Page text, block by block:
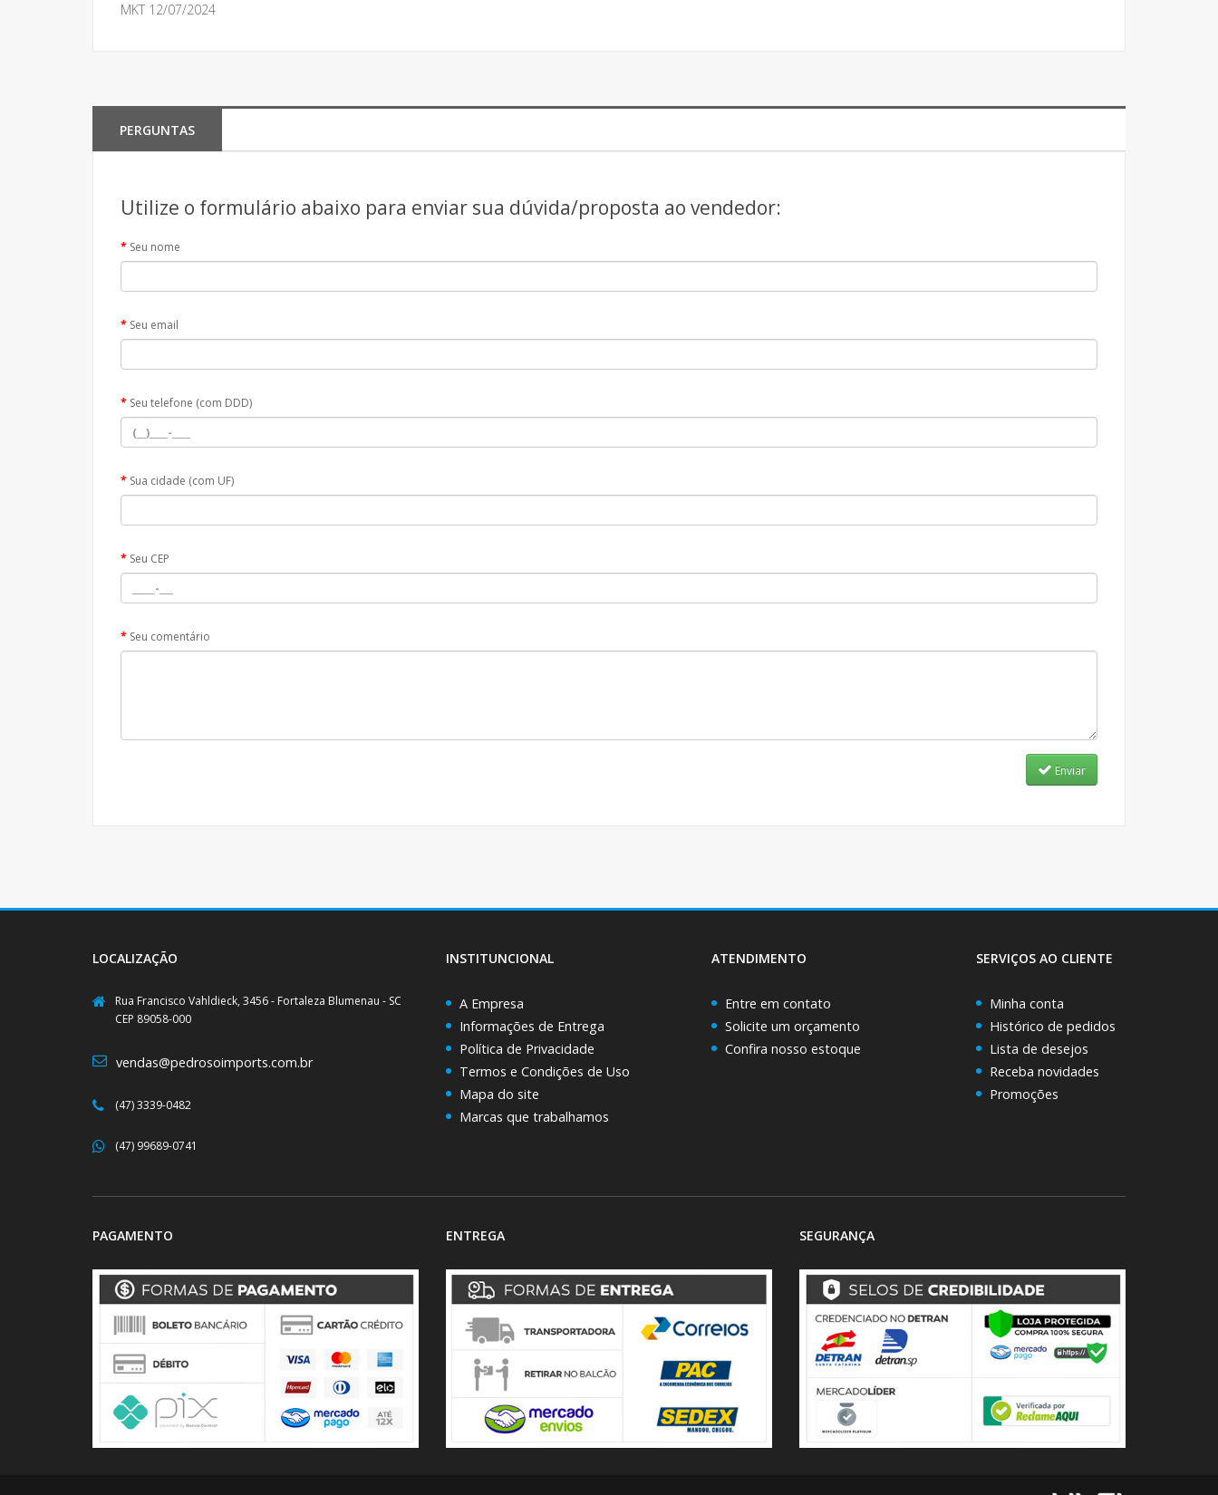
MKT 12/07/2024
PERGUNTAS
Utilize o formulário abaixo para enviar sua dúvida/proposta ao vendedor:
Seu nome
Seu email
Seu telefone (com DDD)
Sua cidade (com UF)
Seu CEP
Seu comentário
Enviar
LOCALIZAÇÃO
Rua Francisco Vahldieck, 3456 - Fortaleza Blumenau - SC
CEP 89058-000
vendas@pedrosoimports.com.br
(47) 3339-0482
(47) 99689-0741
INSTITUNCIONAL
A Empresa
Informações de Entrega
Política de Privacidade
Termos e Condições de Uso
Mapa do site
Marcas que trabalhamos
ATENDIMENTO
Entre em contato
Solicite um orçamento
Confira nosso estoque
SERVIÇOS AO CLIENTE
Minha conta
Histórico de pedidos
Lista de desejos
Receba novidades
Promoções
PAGAMENTO ENTREGA SEGURANÇA